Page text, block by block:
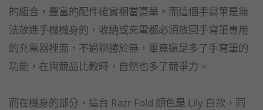
的組合，豐富的配件確實相當豪華。而這個手寫筆是無
法放進手機機身的，收納或充電都必須放回手寫筆專用
的充電器裡面，不過聊勝於無，畢竟還是多了手寫筆的
功能，在與競品比較時，自然也多了競爭力。
而在機身的部分，這台 Razr Fold 顏色是 Lily 白款，同